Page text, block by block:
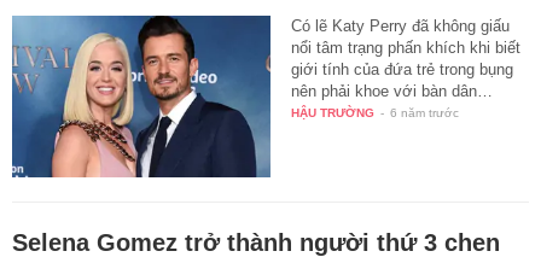
Có lẽ Katy Perry đã không giấu
nổi tâm trạng phấn khích khi biết
giới tính của đứa trẻ trong bụng
nên phải khoe với bàn dân…
HẬU TRƯỜNG - 6 năm trước
Selena Gomez trở thành người thứ 3 chen